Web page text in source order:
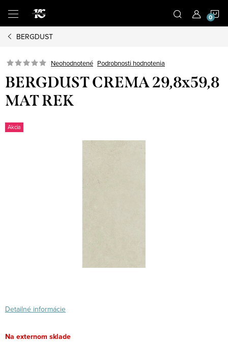
obsah
BERGDUST
Neohodnotené Podrobnosti hodnotenia
BERGDUST CREMA 29,8x59,8
MAT REK
Akcia
Detailné informácie
Na externom sklade